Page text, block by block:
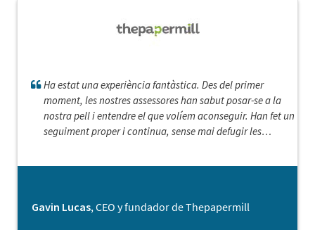
Ha estat una experiència fantàstica. Des del primer
moment, les nostres assessores han sabut posar-se a la
nostra pell i entendre el que volíem aconseguir. Han fet un
seguiment proper i continua, sense mai defugir les
Gavin Lucas, CEO y fundador de Thepapermill